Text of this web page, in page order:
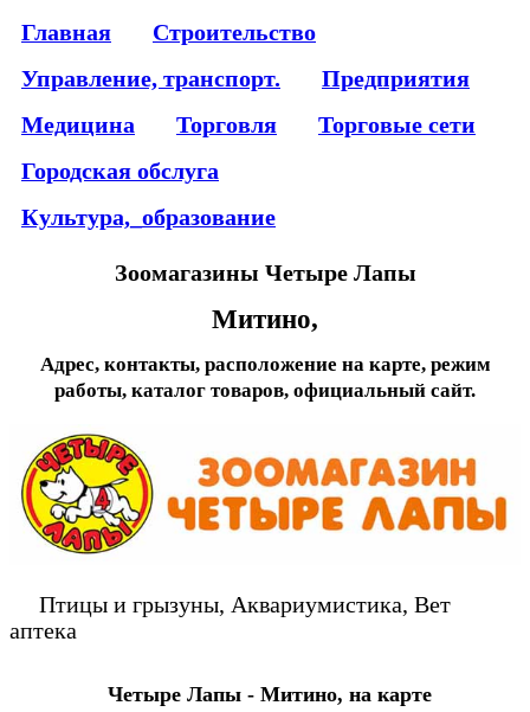
Главная
Строительство
Управление, транспорт.
Предприятия
Медицина
Торговля
Торговые сети
Городская обслуга
Культура,_образование
Зоомагазины Четыре Лапы
Митино,
Адрес, контакты, расположение на карте, режим
работы, каталог товаров, официальный сайт.
Птицы и грызуны, Аквариумистика, Вет
аптека
Четыре Лапы - Митино, на карте